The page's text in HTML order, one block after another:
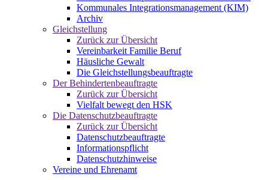
Kommunales Integrationsmanagement (KIM)
Archiv
Gleichstellung
Zurück zur Übersicht
Vereinbarkeit Familie Beruf
Häusliche Gewalt
Die Gleichstellungsbeauftragte
Der Behindertenbeauftragte
Zurück zur Übersicht
Vielfalt bewegt den HSK
Die Datenschutzbeauftragte
Zurück zur Übersicht
Datenschutzbeauftragte
Informationspflicht
Datenschutzhinweise
Vereine und Ehrenamt